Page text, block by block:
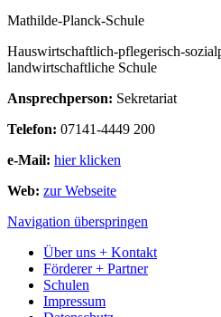
Mathilde-Planck-Schule
Hauswirtschaftlich-pflegerisch-
landwirtschaftliche Schule
Ansprechperson: Sekretariat
Telefon: 07141-4449 200
e-Mail: hier klicken
Web: zur Webseite
Navigation überspringen
Über uns + Kontakt
Förderer + Partner
Schulen
Impressum